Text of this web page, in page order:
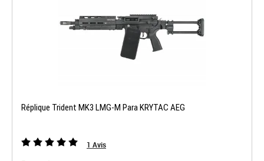
Réplique Trident MK3 LMG-M Para KRYTAC AEG
1 Avis